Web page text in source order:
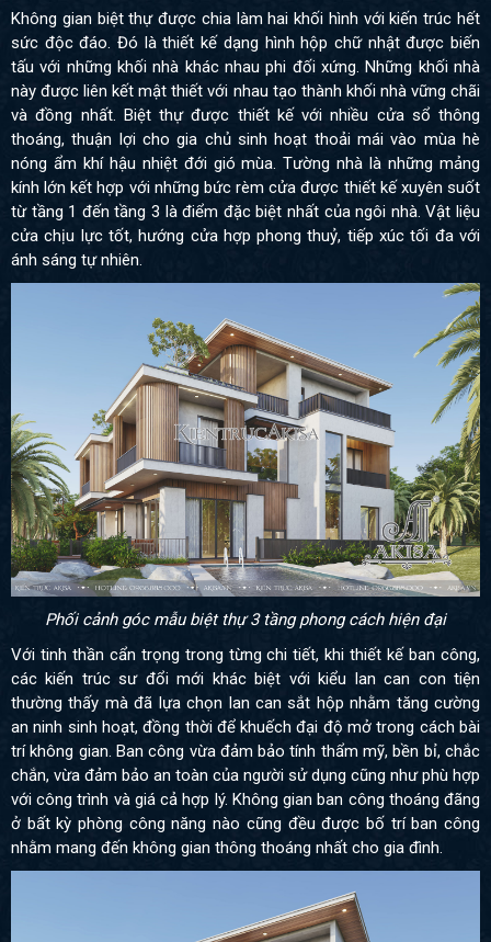
Không gian biệt thự được chia làm hai khối hình với kiến trúc hết
sức độc đáo. Đó là thiết kế dạng hình hộp chữ nhật được biến
tấu với những khối nhà khác nhau phi đối xứng. Những khối nhà
này được liên kết mật thiết với nhau tạo thành khối nhà vững chãi
và đồng nhất. Biệt thự được thiết kế với nhiều cửa sổ thông
thoáng, thuận lợi cho gia chủ sinh hoạt thoải mái vào mùa hè
nóng ẩm khí hậu nhiệt đới gió mùa. Tường nhà là những mảng
kính lớn kết hợp với những bức rèm cửa được thiết kế xuyên suốt
từ tầng 1 đến tầng 3 là điểm đặc biệt nhất của ngôi nhà. Vật liệu
cửa chịu lực tốt, hướng cửa hợp phong thuỷ, tiếp xúc tối đa với
ánh sáng tự nhiên.
Phối cảnh góc mẫu biệt thự 3 tầng phong cách hiện đại
Với tinh thần cẩn trọng trong từng chi tiết, khi thiết kế ban công,
các kiến trúc sư đổi mới khác biệt với kiểu lan can con tiện
thường thấy mà đã lựa chọn lan can sắt hộp nhằm tăng cường
an ninh sinh hoạt, đồng thời để khuếch đại độ mở trong cách bài
trí không gian. Ban công vừa đảm bảo tính thẩm mỹ, bền bỉ, chắc
chắn, vừa đảm bảo an toàn của người sử dụng cũng như phù hợp
với công trình và giá cả hợp lý. Không gian ban công thoáng đãng
ở bất kỳ phòng công năng nào cũng đều được bố trí ban công
nhằm mang đến không gian thông thoáng nhất cho gia đình.